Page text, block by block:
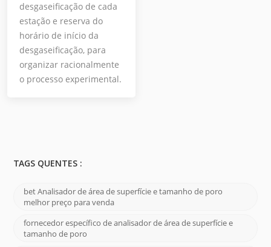
desgaseificação de cada
estação e reserva do
horário de início da
desgaseificação, para
organizar racionalmente
o processo experimental.
TAGS QUENTES :
bet Analisador de área de superfície e tamanho de poro
melhor preço para venda
fornecedor específico de analisador de área de superfície e
tamanho de poro